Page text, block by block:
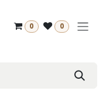
0 0